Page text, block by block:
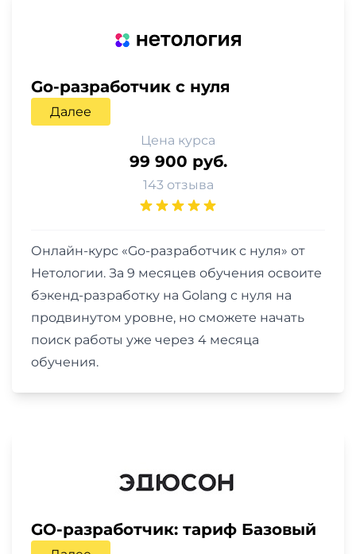
Go-разработчик с нуля
Далее
Цена курса
99 900 руб.
143 отзыва
Онлайн-курс «Go-разработчик с нуля» от
Нетологии. За 9 месяцев обучения освоите
бэкенд-разработку на Golang c нуля на
продвинутом уровне, но сможете начать
поиск работы уже через 4 месяца
обучения.
GO-разработчик: тариф Базовый